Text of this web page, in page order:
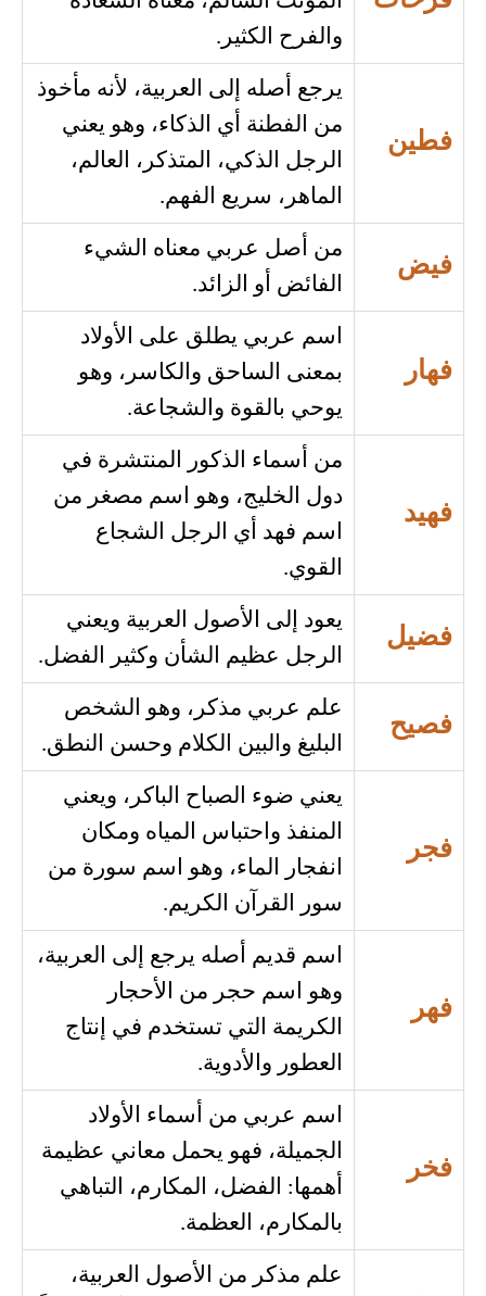
والفرح الكثير.
فطين
يرجع أصله إلى العربية، لأنه مأخوذ
من الفطنة أي الذكاء، وهو يعني
الرجل الذكي، المتذكر، العالم،
الماهر، سريع الفهم.
فيض
من أصل عربي معناه الشيء
الفائض أو الزائد.
فهار
اسم عربي يطلق على الأولاد
بمعنى الساحق والكاسر، وهو
يوحي بالقوة والشجاعة.
فهيد
من أسماء الذكور المنتشرة في
دول الخليج، وهو اسم مصغر من
اسم فهد أي الرجل الشجاع
القوي.
فضيل
يعود إلى الأصول العربية ويعني
الرجل عظيم الشأن وكثير الفضل.
فصيح
علم عربي مذكر، وهو الشخص
البليغ والبين الكلام وحسن النطق.
فجر
يعني ضوء الصباح الباكر، ويعني
المنفذ واحتباس المياه ومكان
انفجار الماء، وهو اسم سورة من
سور القرآن الكريم.
فهر
اسم قديم أصله يرجع إلى العربية،
وهو اسم حجر من الأحجار
الكريمة التي تستخدم في إنتاج
العطور والأدوية.
فخر
اسم عربي من أسماء الأولاد
الجميلة، فهو يحمل معاني عظيمة
أهمها: الفضل، المكارم، التباهي
بالمكارم، العظمة.
علم مذكر من الأصول العربية،